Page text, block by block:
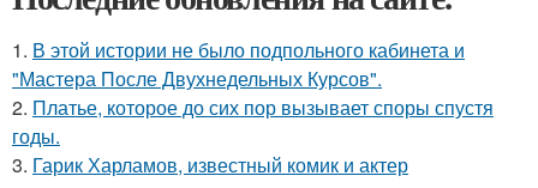
1. В этой истории не было подпольного кабинета и
"Мастера После Двухнедельных Курсов".
2. Платье, которое до сих пор вызывает споры спустя
годы.
3. Гарик Харламов, известный комик и актер